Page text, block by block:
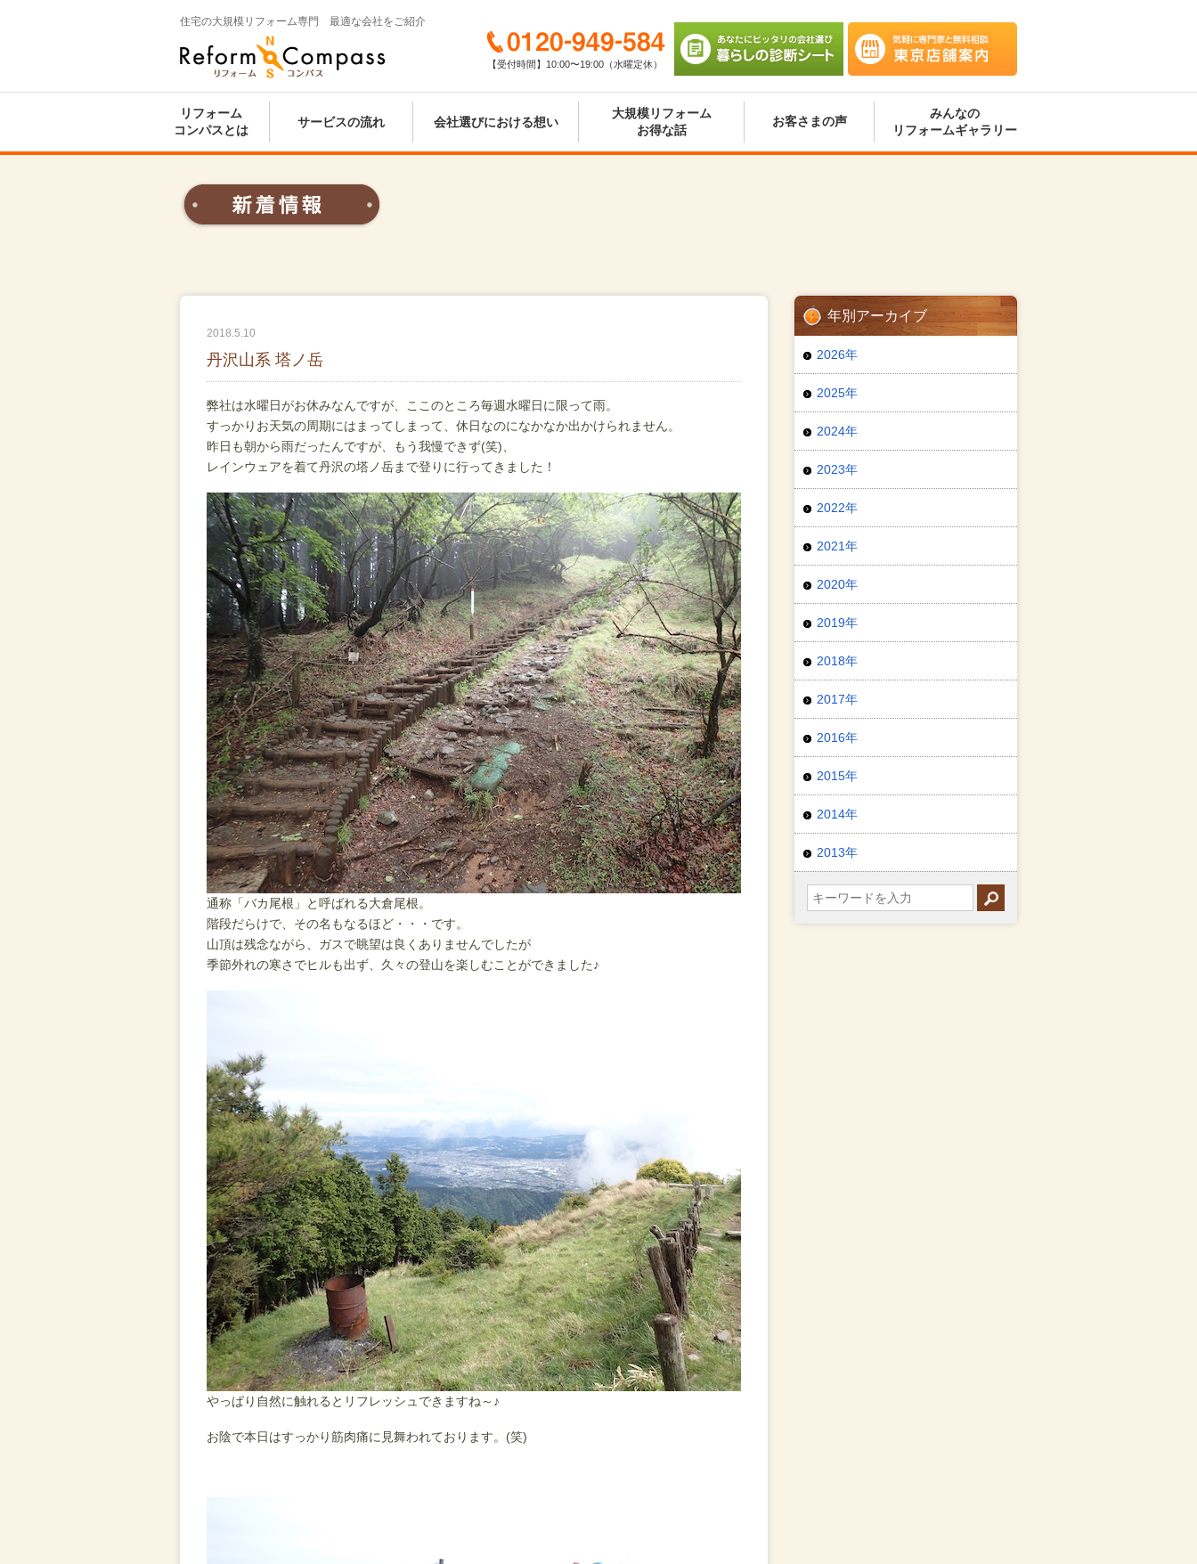
住宅の大規模リフォーム専門 最適な会社をご紹介
ス
店舗案内
び 暮らしの診断シート
0120-949-584
【受付時間】10:00〜19:00（水曜定休）
リフォーム
コンパスとは
サービスの流れ 会社選びにおける想い
大規模リフォーム
お得な話
お客さまの声
みんなの
リフォームギャラリー
2018.5.10
丹沢山系 塔ノ岳
弊社は水曜日がお休みなんですが、ここのところ毎週水曜日に限って雨。
すっかりお天気の周期にはまってしまって、休日なのになかなか出かけられません。
昨日も朝から雨だったんですが、もう我慢できず(笑)、
レインウェアを着て丹沢の塔ノ岳まで登りに行ってきました！
通称「バカ尾根」と呼ばれる大倉尾根。
階段だらけで、その名もなるほど・・・です。
山頂は残念ながら、ガスで眺望は良くありませんでしたが
季節外れの寒さでヒルも出ず、久々の登山を楽しむことができました♪
やっぱり自然に触れるとリフレッシュできますね～♪
お陰で本日はすっかり筋肉痛に見舞われております。(笑)
年別アーカイブ
2026年
2025年
2024年
2023年
2022年
2021年
2020年
2019年
2018年
2017年
2016年
2015年
2014年
2013年